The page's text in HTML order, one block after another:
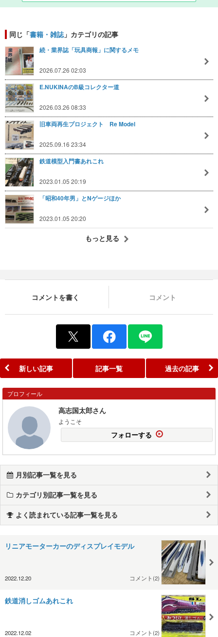
同じ「書籍・雑誌 」カテゴリの記事
続・業界誌「玩具商報」に関するメモ
2026.07.26 02:03
E.NUKINAのB級コレクター道
2026.03.26 08:33
旧車両再生プロジェクト Re Model
2025.09.16 23:34
鉄道模型入門書あれこれ
2023.01.05 20:19
「昭和40年男」とNゲージほか
2023.01.05 20:20
もっと見る
コメントを書く コメント
新しい記事 記事一覧 過去の記事
プロフィール
高志国太郎さん
ようこそ
フォローする
月別記事一覧を見る
カテゴリ別記事一覧を見る
よく読まれている記事一覧を見る
リニアモーターカーのディスプレイモデル
2022.12.20 コメント(2)
鉄道消しゴムあれこれ
2022.12.02 コメント(2)